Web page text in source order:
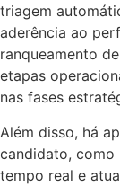
triagem
aderência ao
ranqueamento
etapas
nas fases
Além disso, há
candidato, como
tempo real e